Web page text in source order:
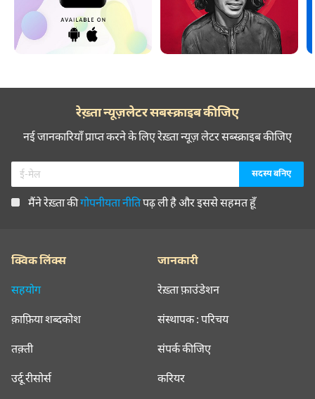
रेख़्ता न्यूज़लेटर सबस्क्राइब कीजिए
नई जानकारियाँ प्राप्त करने के लिए रेख़्ता न्यूज़ लेटर सब्स्क्राइब कीजिए
मैंने रेख़्ता कीगोपनीयता नीतिपढ़ ली है और इससे सहमत हूँ
क्विक लिंक्स
सहयोग
क़ाफ़िया शब्दकोश
तक़्ती
उर्दू रीसोर्स
जानकारी
रेख़्ता फ़ाउंडेशन
संस्थापक : परिचय
संपर्क कीजिए
करियर